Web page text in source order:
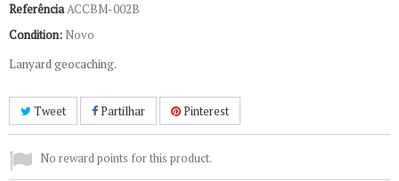
ReferênciaACCBM-002B
Condition: Novo
Lanyard geocaching.
Tweet Partilhar Pinterest
No reward points for this product.